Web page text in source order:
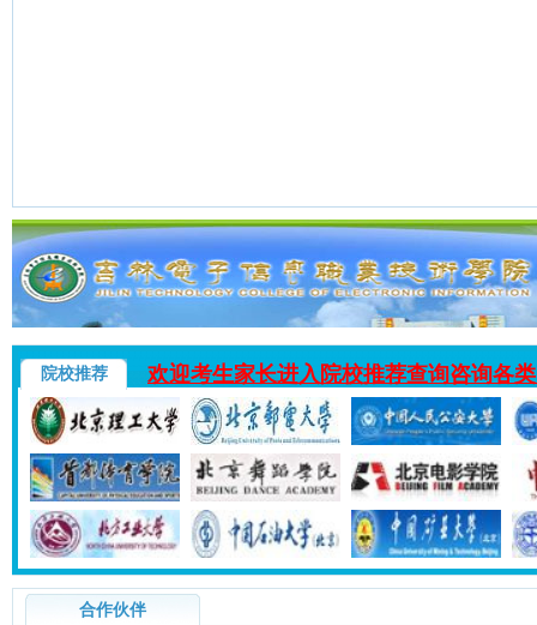
院校推荐 欢迎考生家长进入院校推荐查询咨询各
合作伙伴